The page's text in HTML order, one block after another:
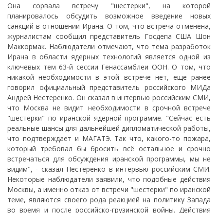
Она сорвала встречу "шестерки", на которой
планировалось обсудить возможное введение новых
санкций в отношении Ирана. О том, что встреча отменена,
журналистам сообщил представитель Госдепа США Шон
Маккормак. Наблюдатели отмечают, что тема разработок
Ирана в области ядерных технологий является одной из
ключевых тем 63-й сессии Генассамблеи ООН. О том, что
никакой необходимости в этой встрече нет, еще ранее
говорил официальный представитель российского МИДа
Андрей Нестеренко. Он сказал в интервью российским СМИ,
что Москва не видит необходимости в срочной встрече
"шестёрки" по иранской ядерной программе. "Сейчас есть
реальные шансы для дальнейшей дипломатической работы,
что подтверждает и МАГАТЭ. Так что, какого-то пожара,
который требовал бы бросить всё остальное и срочно
встречаться для обсуждения иранской программы, мы не
видим", - сказал Нестеренко в интервью российским СМИ.
Некоторые наблюдатели заявили, что подобные действия
Москвы, а именно отказ от встречи "шестерки" по иранской
теме, являются своего рода реакцией на политику Запада
во время и после российско-грузинской войны. Действия